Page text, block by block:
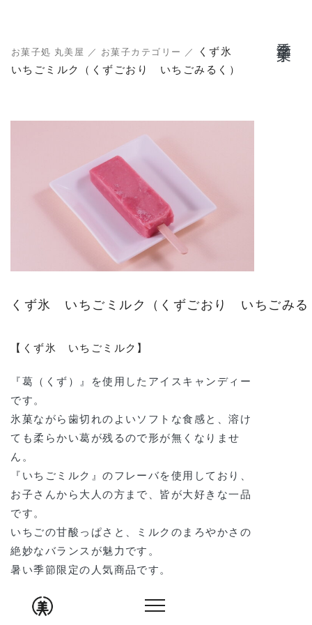
お菓子処 丸美屋 ／ お菓子カテゴリー ／
くず氷
いちごミルク（くずごおり いちごみるく）
くず氷 いちごミルク（くずごおり いちごみる
【くず氷 いちごミルク】
『葛（くず）』を使用したアイスキャンディー
です。
氷菓ながら歯切れのよいソフトな食感と、溶け
ても柔らかい葛が残るので形が無くなりませ
ん。
『いちごミルク』のフレーバを使用しており、
お子さんから大人の方まで、皆が大好きな一品
です。
いちごの甘酸っぱさと、ミルクのまろやかさの
絶妙なバランスが魅力です。
暑い季節限定の人気商品です。
価格：250円（税込み）